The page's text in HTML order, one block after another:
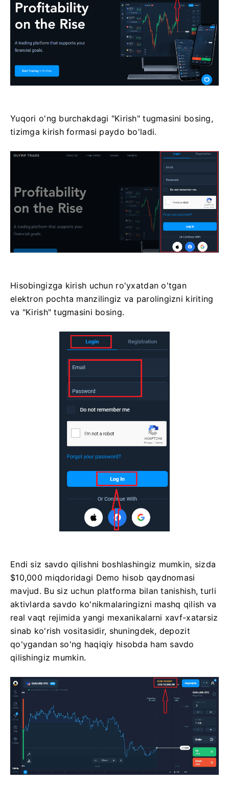
Yuqori o'ng burchakdagi "Kirish" tugmasini bosing,
tizimga kirish formasi paydo bo'ladi.
Hisobingizga kirish uchun ro'yxatdan o'tgan
elektron pochta manzilingiz va parolingizni kiriting
va "Kirish" tugmasini bosing.
Endi siz savdo qilishni boshlashingiz mumkin, sizda
$10,000 miqdoridagi Demo hisob qaydnomasi
mavjud. Bu siz uchun platforma bilan tanishish, turli
aktivlarda savdo ko'nikmalaringizni mashq qilish va
real vaqt rejimida yangi mexanikalarni xavf-xatarsiz
sinab ko'rish vositasidir, shuningdek, depozit
qo'ygandan so'ng haqiqiy hisobda ham savdo
qilishingiz mumkin.